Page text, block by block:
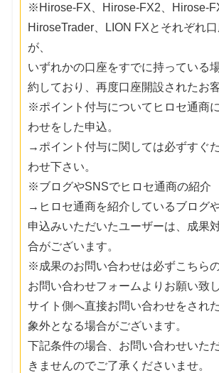
※Hirose-FX、Hirose-FX2、Hirose-
HiroseTrader、LION FXとそれぞれ
が、
いずれかの口座をすでに持っている
約しており、再度口座開設されたお
※ポイント付与についてヒロセ通商
わせをした申込。
→ポイント付与に関しては必ずすぐ
わせ下さい。
※ブログやSNSでヒロセ通商の紹介
→ヒロセ通商を紹介しているブログ
申込みいただいたユーザーは、成果
合がございます。
※成果のお問い合わせは必ずこちら
お問い合わせフォームよりお願い致
サイト側へ直接お問い合わせをされ
象外となる場合がございます。
下記条件の場合、お問い合わせいた
きませんのでご了承くださいませ。